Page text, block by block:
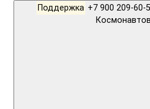
Поддержка +7 900 209-60-